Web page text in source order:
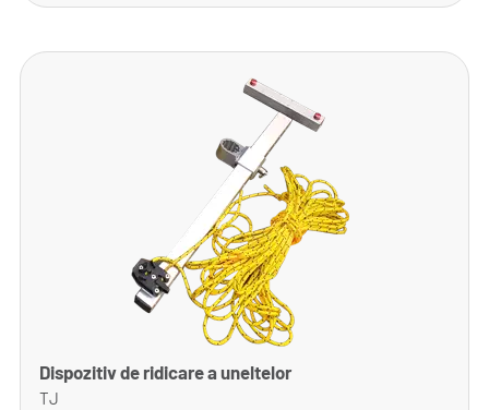
Dispozitiv de ridicare a uneltelor
TJ